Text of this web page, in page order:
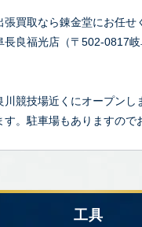
買取なら錬金堂にお任せ
良福光店（〒502-0817岐
川競技場近くにオープンし
す。駐車場もありますので
工具